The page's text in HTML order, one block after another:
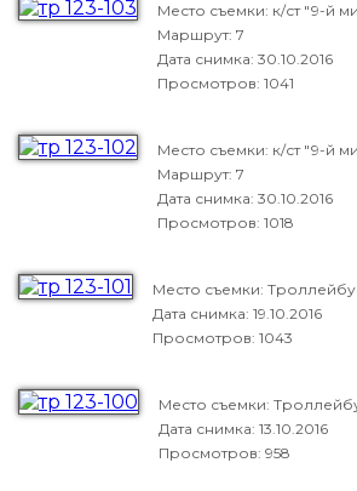
Место съемки: к/ст "9-й
Маршрут: 7
Дата снимка: 30.10.2016
Просмотров: 1041
Место съемки: к/ст "9-й
Маршрут: 7
Дата снимка: 30.10.2016
Просмотров: 1018
Место съемки:
Дата снимка: 19.10.2016
Просмотров: 1043
Место съемки:
Дата снимка: 13.10.2016
Просмотров: 958